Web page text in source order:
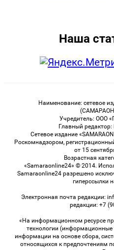
Наша
Наименование: сетевое
Учредитель: ООО
Главный
Сетевое издание
Роскомнадзором,
от 15
Возрастная
«Samaraonline24» © 2014.
Samaraonline24 разрешено
гиперссылки
Электронная почта редакции:
редакции: +7
«На информационном ресурсе
технологии (информационные
информации на основе сбора,
относящихся к предпочтениям